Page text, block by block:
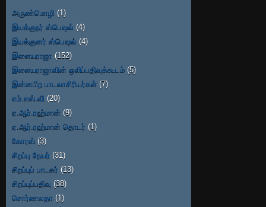
அருண்மொழி (1)
இயக்குநர் ஸ்பெஷல் (4)
இயக்குனர் ஸ்பெஷல் (4)
இளையராஜா (152)
இளையராஜாவின் ஒலிப்பதிவுக்கூடம் (5)
இன்னபிற பாடலாசிரியர்கள் (7)
எம்.எஸ்.வி (20)
ஏ.ஆர்.ரஹ்மான் (9)
ஏ.ஆர்.ரஹ்மான் தொடர் (1)
கோரஸ் (3)
சிறப்பு நேயர் (31)
சிறப்புப் பாடகர் (13)
சிறப்புப்பதிவு (38)
சொர்ணலதா (1)